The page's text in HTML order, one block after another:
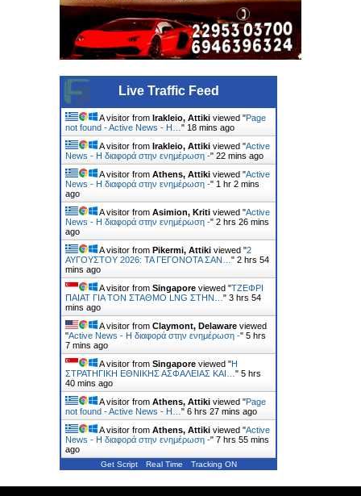
Live Traffic Feed
A visitor from Irakleio, Attiki viewed "Page
not found - Active News - Η… " 18 mins ago
A visitor from Irakleio, Attiki viewed "Active
News - Η διαφορά στην ενημέρωση -" 22 mins ago
A visitor from Athens, Attiki viewed "Active
News - Η διαφορά στην ενημέρωση -" 1 hr 2 mins
ago
A visitor from Asimion, Kriti viewed "Active
News - Η διαφορά στην ενημέρωση -" 2 hrs 26 mins
ago
A visitor from Pikermi, Attiki viewed "2
ΑΥΓΟΥΣΤΟΥ 2026: ΤΑ ΓΕΓΟΝΟΤΑ ΣΑΝ… " 2 hrs 54
mins ago
A visitor from Singapore viewed "ΤΖΕΦΡΙ
ΠΑΙΑΤ ΓΙΑ ΤΟΝ ΣΤΑΘΜΟ LNG ΣΤΗΝ… " 3 hrs 54
mins ago
A visitor from Claymont, Delaware viewed
"Active News - Η διαφορά στην ενημέρωση -" 5 hrs
7 mins ago
A visitor from Singapore viewed "Η
ΣΤΡΑΤΗΓΙΚΗ ΕΘΝΙΚΗΣ ΑΣΦΑΛΕΙΑΣ ΚΑΙ… " 5 hrs
40 mins ago
A visitor from Athens, Attiki viewed "Page
not found - Active News - Η… " 6 hrs 27 mins ago
A visitor from Athens, Attiki viewed "Active
News - Η διαφορά στην ενημέρωση -" 7 hrs 55 mins
ago
Get Script Real Time Tracking ON